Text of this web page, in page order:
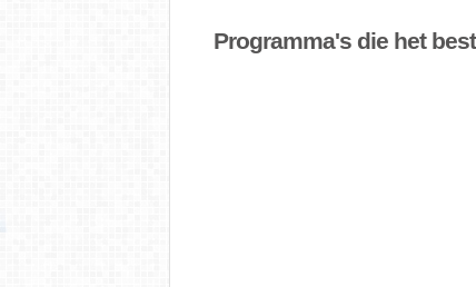
Programma's die het